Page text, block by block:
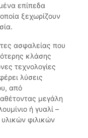
επίπεδα
ξεχωρίζουν
ασφαλείας που
κλάσης
τεχνολογίες
λύσεις
από
μεγάλη
ή γυαλί –
υλικών φιλικών